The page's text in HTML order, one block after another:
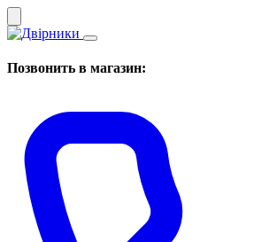
Позвонить в магазин: